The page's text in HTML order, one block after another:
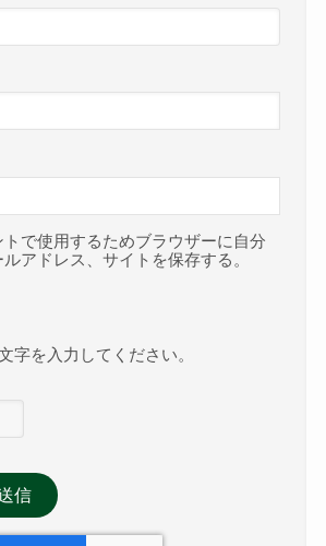
トで使用するためブラウザーに自分
アドレス、サイトを保存する。
字を入力してください。